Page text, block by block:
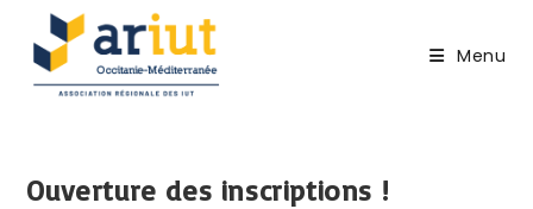
content
Menu
Ouverture des inscriptions !